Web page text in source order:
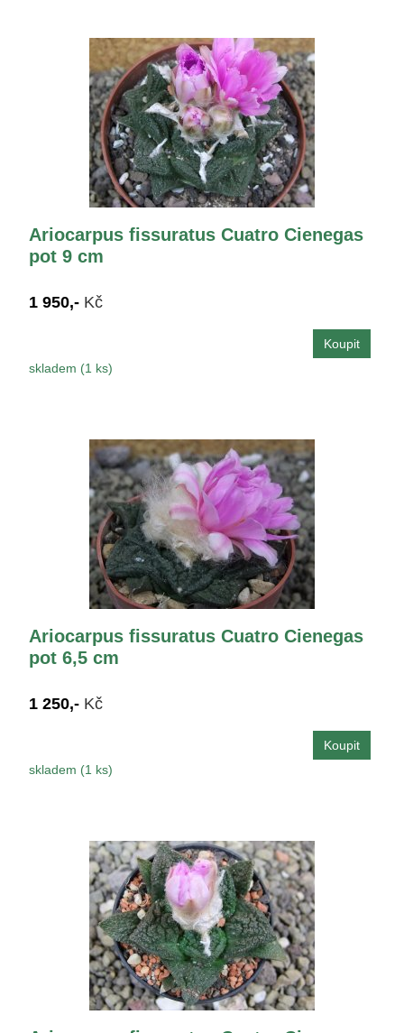
Ariocarpus fissuratus Cuatro Cienegas
pot 9 cm
1 950,- Kč
skladem (1 ks)
Ariocarpus fissuratus Cuatro Cienegas
pot 6,5 cm
1 250,- Kč
skladem (1 ks)